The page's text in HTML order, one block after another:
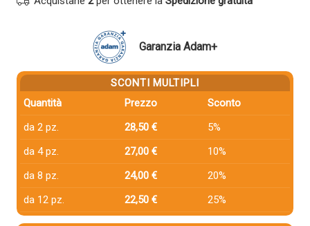
NERO
Garanzia Adam+
SCONTI MULTIPLI
Quantità
Prezzo
Sconto
da 2 pz.
28,50 €
5%
da 4 pz.
27,00 €
10%
da 8 pz.
24,00 €
20%
da 12 pz.
22,50 € 25%